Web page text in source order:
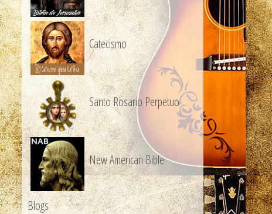
Catecismo
Santo Rosario Perpetuo
New American Bible
Blogs